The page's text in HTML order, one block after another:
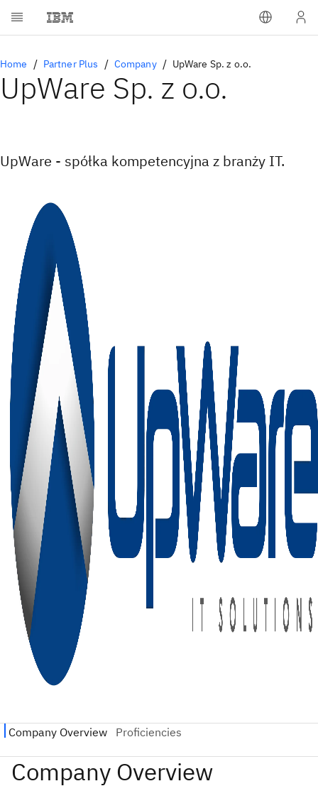
Home Partner Plus Company UpWare Sp. z o.o.
UpWare Sp. z o.o.
UpWare - spółka kompetencyjna z branży IT.